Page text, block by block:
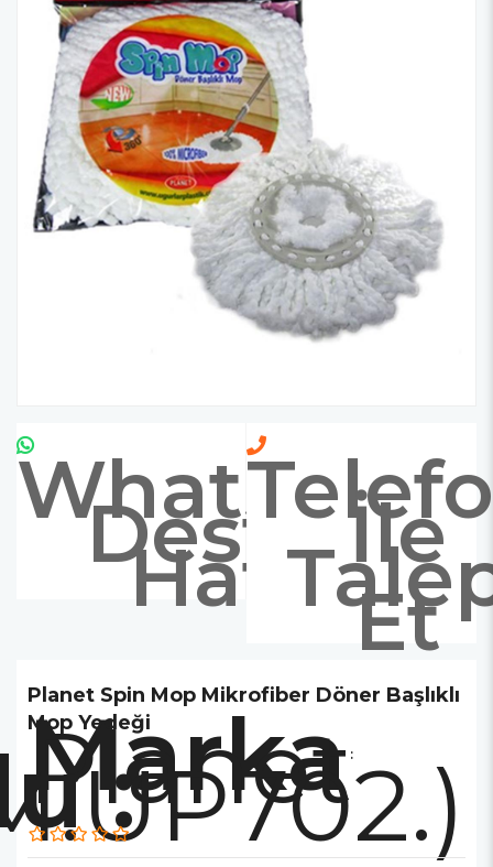
Whatsapp
Destek
Hattıİle
Et
Planet Spin Mop Mikrofiber Döner Başlıklı
Mop Yedeği
Marka :
Planet